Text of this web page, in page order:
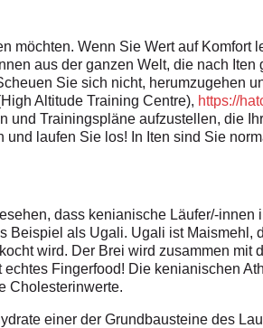
möchten. Wenn Sie Wert auf Komfort
aus der ganzen Welt, die nach Iten
Sie sich nicht, herumzugehen
Altitude Training Centre), https://
Trainingspläne aufzustellen, die
laufen Sie los! In Iten sind Sie
dass kenianische Läufer/-innen
als Ugali. Ugali ist Maismehl,
wird. Der Brei wird zusammen mit
Fingerfood! Die kenianischen
Cholesterinwerte.
einer der Grundbausteine des